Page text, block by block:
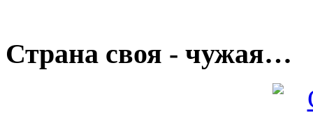
Страна своя - чужая…